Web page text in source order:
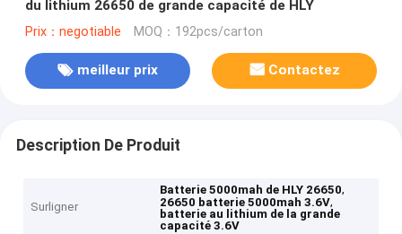
du lithium 26650 de grande capacité de HLY
Prix：negotiable MOQ：192pcs/carton
meilleur prix Contactez
Description De Produit
Surligner
Batterie 5000mah de HLY 26650,
26650 batterie 5000mah 3.6V,
batterie au lithium de la grande
capacité 3.6V